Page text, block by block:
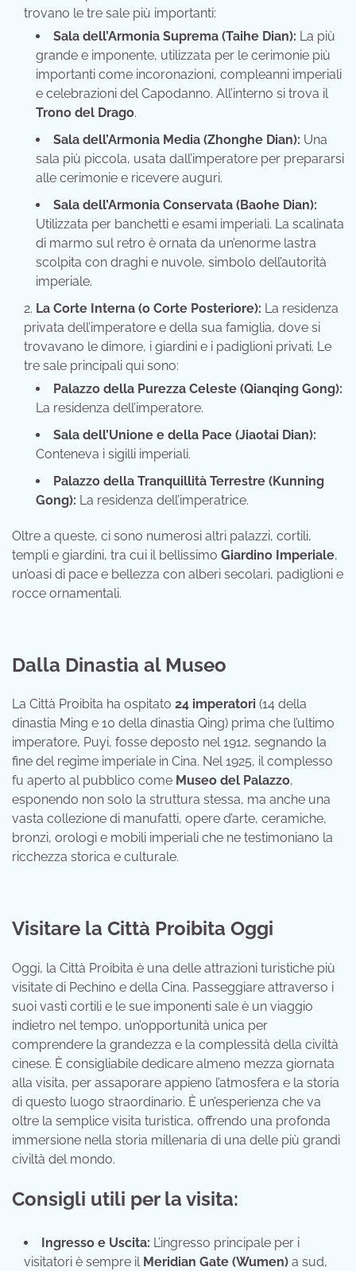
trovano le tre sale più importanti:
Sala dell’Armonia Suprema (Taihe Dian): La più
grande e imponente, utilizzata per le cerimonie più
importanti come incoronazioni, compleanni imperiali
e celebrazioni del Capodanno. All’interno si trova il
Trono del Drago.
Sala dell’Armonia Media (Zhonghe Dian): Una
sala più piccola, usata dall’imperatore per prepararsi
alle cerimonie e ricevere auguri.
Sala dell’Armonia Conservata (Baohe Dian):
Utilizzata per banchetti e esami imperiali. La scalinata
di marmo sul retro è ornata da un’enorme lastra
scolpita con draghi e nuvole, simbolo dell’autorità
imperiale.
La Corte Interna (o Corte Posteriore): La residenza
privata dell’imperatore e della sua famiglia, dove si
trovavano le dimore, i giardini e i padiglioni privati. Le
tre sale principali qui sono:
Palazzo della Purezza Celeste (Qianqing Gong):
La residenza dell’imperatore.
Sala dell’Unione e della Pace (Jiaotai Dian):
Conteneva i sigilli imperiali.
Palazzo della Tranquillità Terrestre (Kunning
Gong): La residenza dell’imperatrice.
Oltre a queste, ci sono numerosi altri palazzi, cortili,
templi e giardini, tra cui il bellissimo Giardino Imperiale,
un’oasi di pace e bellezza con alberi secolari, padiglioni e
rocce ornamentali.
Dalla Dinastia al Museo
La Città Proibita ha ospitato 24 imperatori (14 della
dinastia Ming e 10 della dinastia Qing) prima che l’ultimo
imperatore, Puyi, fosse deposto nel 1912, segnando la
fine del regime imperiale in Cina. Nel 1925, il complesso
fu aperto al pubblico come Museo del Palazzo,
esponendo non solo la struttura stessa, ma anche una
vasta collezione di manufatti, opere d’arte, ceramiche,
bronzi, orologi e mobili imperiali che ne testimoniano la
ricchezza storica e culturale.
Visitare la Città Proibita Oggi
Oggi, la Città Proibita è una delle attrazioni turistiche più
visitate di Pechino e della Cina. Passeggiare attraverso i
suoi vasti cortili e le sue imponenti sale è un viaggio
indietro nel tempo, un’opportunità unica per
comprendere la grandezza e la complessità della civiltà
cinese. È consigliabile dedicare almeno mezza giornata
alla visita, per assaporare appieno l’atmosfera e la storia
di questo luogo straordinario. È un’esperienza che va
oltre la semplice visita turistica, offrendo una profonda
immersione nella storia millenaria di una delle più grandi
civiltà del mondo.
Consigli utili per la visita:
Ingresso e Uscita: L’ingresso principale per i
visitatori è sempre il Meridian Gate (Wumen) a sud,